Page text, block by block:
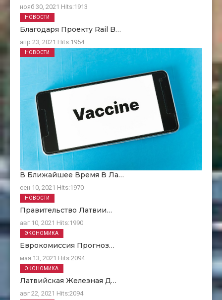
нояб 30, 2021 Hits:1913
Благодаря Проекту Rail B…
апр 23, 2021 Hits:1954
НОВОСТИ
В Ближайшее Время В Ла…
сен 10, 2021 Hits:1970
НОВОСТИ
Правительство Латвии…
авг 10, 2021 Hits:1990
НОВОСТИ
Еврокомиссия Прогноз…
мая 13, 2021 Hits:2094
ЭКОНОМИКА
Латвийская Железная Д…
авг 22, 2021 Hits:2094
ЭКОНОМИКА